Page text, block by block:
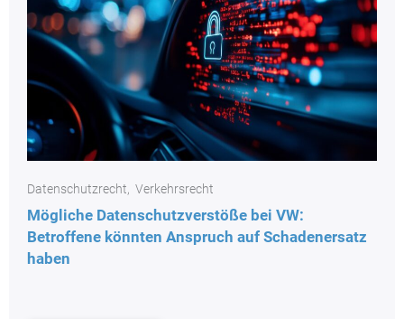
Datenschutzrecht, Verkehrsrecht
Mögliche Datenschutzverstöße bei VW:
Betroffene könnten Anspruch auf Schadenersatz
haben